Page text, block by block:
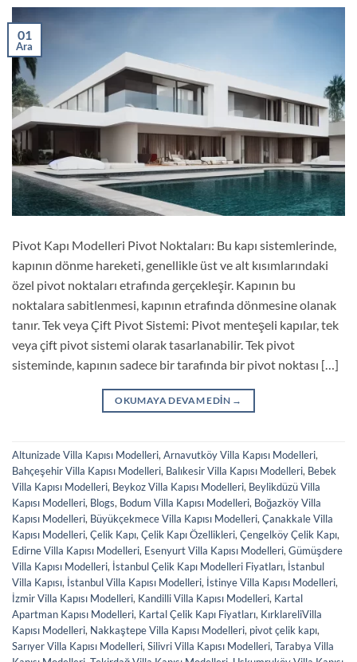
01
Ara
Pivot Kapı Modelleri Pivot Noktaları: Bu kapı sistemlerinde,
kapının dönme hareketi, genellikle üst ve alt kısımlarındaki
özel pivot noktaları etrafında gerçekleşir. Kapının bu
noktalara sabitlenmesi, kapının etrafında dönmesine olanak
tanır. Tek veya Çift Pivot Sistemi: Pivot menteşeli kapılar, tek
veya çift pivot sistemi olarak tasarlanabilir. Tek pivot
sisteminde, kapının sadece bir tarafında bir pivot noktası […]
OKUMAYA DEVAM EDIN →
Altunizade Villa Kapısı Modelleri, Arnavutköy Villa Kapısı Modelleri,
Bahçeşehir Villa Kapısı Modelleri, Balıkesir Villa Kapısı Modelleri, Bebek
Villa Kapısı Modelleri, Beykoz Villa Kapısı Modelleri, Beylikdüzü Villa
Kapısı Modelleri, Blogs, Bodum Villa Kapısı Modelleri, Boğazköy Villa
Kapısı Modelleri, Büyükçekmece Villa Kapısı Modelleri, Çanakkale Villa
Kapısı Modelleri, Çelik Kapı, Çelik Kapı Özellikleri, Çengelköy Çelik Kapı,
Edirne Villa Kapısı Modelleri, Esenyurt Villa Kapısı Modelleri, Gümüşdere
Villa Kapısı Modelleri, İstanbul Çelik Kapı Modelleri Fiyatları, İstanbul
Villa Kapısı, İstanbul Villa Kapısı Modelleri, İstinye Villa Kapısı Modelleri,
İzmir Villa Kapısı Modelleri, Kandilli Villa Kapısı Modelleri, Kartal
Apartman Kapısı Modelleri, Kartal Çelik Kapı Fiyatları, KırklareliVilla
Kapısı Modelleri, Nakkaştepe Villa Kapısı Modelleri, pivot çelik kapı,
Sarıyer Villa Kapısı Modelleri, Silivri Villa Kapısı Modelleri, Tarabya Villa